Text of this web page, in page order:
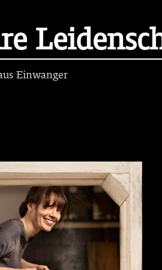
Einwanger